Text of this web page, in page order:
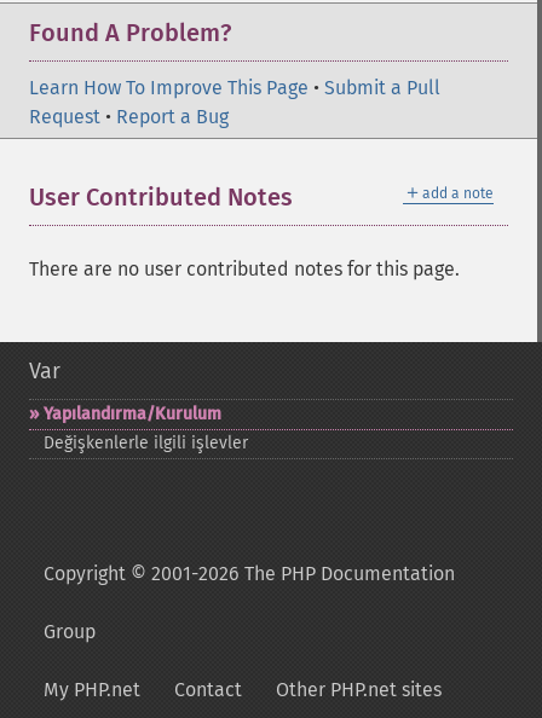
Found A Problem?
Learn How To Improve This Page • Submit a Pull
Request • Report a Bug
＋ add a note
User Contributed Notes
There are no user contributed notes for this page.
Var
Yapılandırma/Kurulum
Değişkenlerle ilgili işlevler
Copyright © 2001-2026 The PHP Documentation
Group
My PHP.net Contact Other PHP.net sites